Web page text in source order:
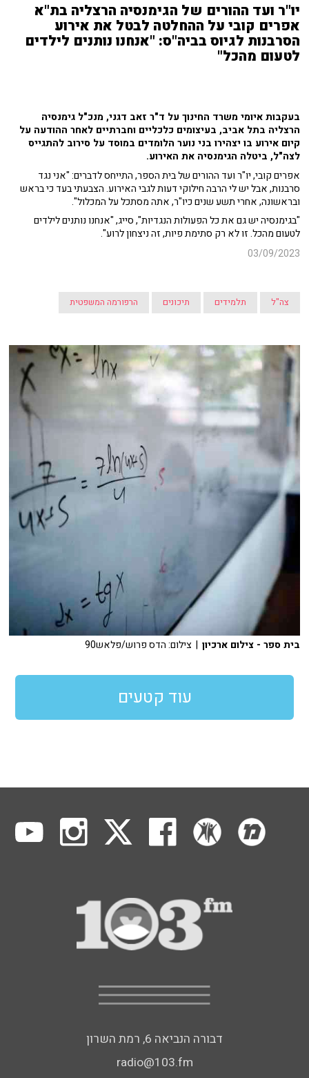
יו"ר ועד ההורים של הגימנסיה הרצליה בת"א
אפרים קובי על ההחלטה לבטל את אירוע
הסרבנות לגיוס בביה"ס: "אנחנו נותנים לילדים
לטעום מהכל"
בעקבות איומי משרד החינוך על ד"ר זאב דגני, מנכ"ל גימנסיה
הרצליה בתל אביב, בעיצומים כלכליים וחברתיים לאחר ההודעה על
קיום אירוע בו יצהירו בני נוער הלומדים במוסד על סירוב להתגייס
לצה"ל, ביטלה הגימנסיה את האירוע.
אפרים קובי, יו"ר ועד ההורים של בית הספר, התייחס לדברים: "אני נגד
סרבנות, אבל יש לי הרבה חילוקי דעות לגבי האירוע. הצבעתי בעד כי בראש
ובראשונה, אחרי תשע שנים כיו"ר, אתה מסתכל על המכלול".
"בגימנסיה יש גם את כל הפעולות הנגדיות", סייג, "אנחנו נותנים לילדים
לטעום מהכל. זו לא רק סתימת פיות, זה ניצחון לרוע".
03/09/2023
צה"ל תלמידים תיכונים הרפורמה המשפטית
בית ספר - צילום ארכיון | צילום: הדס פרוש/פלאש90
עוד קטעים
דבורה הנביאה 6, רמת השרון
radio@103.fm